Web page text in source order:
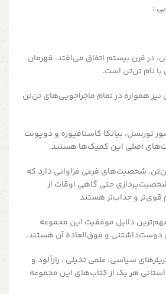
:
در قرن بیستم اتفاق می‌افتد. قهرمان
با نام تن‌تن است.
همواره در تمام ماجراجویی‌های تن‌تن
تورنسل، بیانکا کاستافیوره و دوپونت
اصلی این کمیک‌ها هستند.
شخصیت‌های فرعی فراوانی دارد که
حتی گاهی اوقات از
و جذاب‌تر هستند
دلایل موفقیت این مجموعه
و فوق‌العاده آن هستند.
سیاسی،‌ علمی تخیلی ، رازآلود و
هر یک از کتاب‌های این مجموعه